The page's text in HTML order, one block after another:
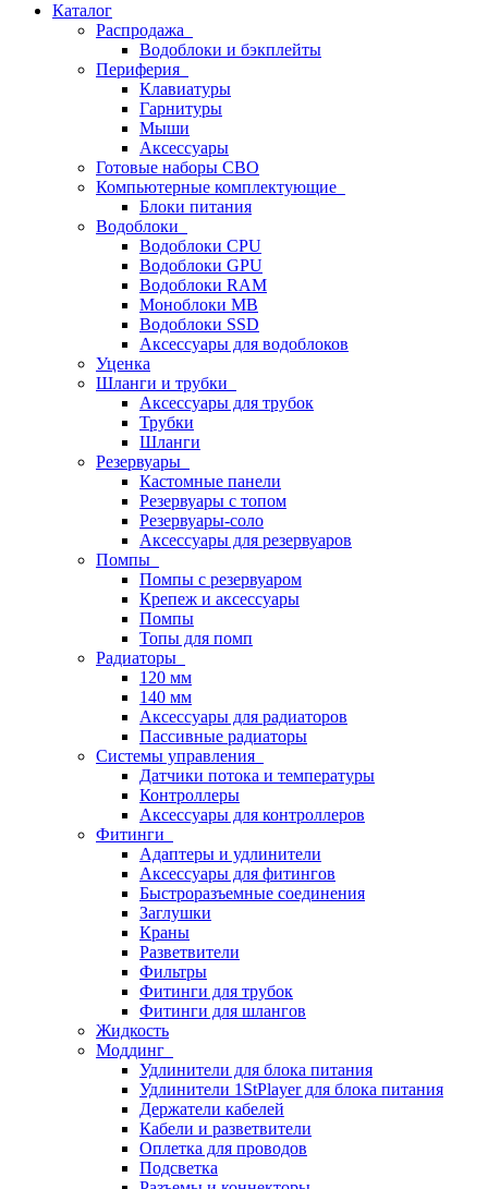
Каталог
Распродажа
Водоблоки и бэкплейты
Периферия
Клавиатуры
Гарнитуры
Мыши
Аксессуары
Готовые наборы СВО
Компьютерные комплектующие
Блоки питания
Водоблоки
Водоблоки CPU
Водоблоки GPU
Водоблоки RAM
Моноблоки MB
Водоблоки SSD
Аксессуары для водоблоков
Уценка
Шланги и трубки
Аксессуары для трубок
Трубки
Шланги
Резервуары
Кастомные панели
Резервуары с топом
Резервуары-соло
Аксессуары для резервуаров
Помпы
Помпы с резервуаром
Крепеж и аксессуары
Помпы
Топы для помп
Радиаторы
120 мм
140 мм
Аксессуары для радиаторов
Пассивные радиаторы
Системы управления
Датчики потока и температуры
Контроллеры
Аксессуары для контроллеров
Фитинги
Адаптеры и удлинители
Аксессуары для фитингов
Быстроразъемные соединения
Заглушки
Краны
Разветвители
Фильтры
Фитинги для трубок
Фитинги для шлангов
Жидкость
Моддинг
Удлинители для блока питания
Удлинители 1StPlayer для блока питания
Держатели кабелей
Кабели и разветвители
Оплетка для проводов
Подсветка